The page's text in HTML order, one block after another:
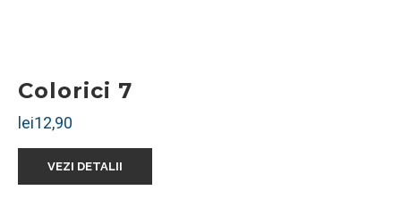
Colorici 7
lei12,90
VEZI DETALII